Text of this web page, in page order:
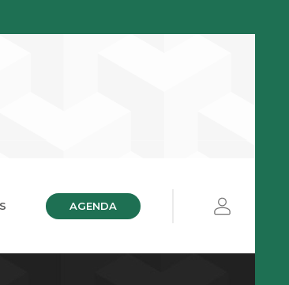
AGENDA